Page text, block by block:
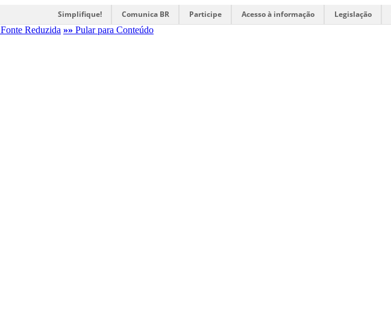
Simplifique! Comunica BR Participe Acesso à informação Legislação
Fonte Reduzida »» Pular para Conteúdo